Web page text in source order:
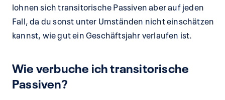
lohnen sich transitorische Passiven aber auf jeden
Fall, da du sonst unter Umständen nicht einschätzen
kannst, wie gut ein Geschäftsjahr verlaufen ist.
Wie verbuche ich transitorische
Passiven?